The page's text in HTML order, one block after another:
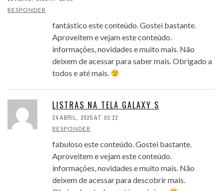
RESPONDER
fantástico este conteúdo. Gostei bastante.
Aproveitem e vejam este conteúdo.
informações, novidades e muito mais. Não
deixem de acessar para saber mais. Obrigado a
todos e até mais.
LISTRAS NA TELA GALAXY S
24 ABRIL, 2025 AT 03:22
RESPONDER
fabuloso este conteúdo. Gostei bastante.
Aproveitem e vejam este conteúdo.
informações, novidades e muito mais. Não
deixem de acessar para descobrir mais.